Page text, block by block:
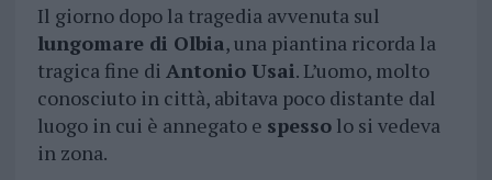
Il giorno dopo la tragedia avvenuta sul
lungomare di Olbia, una piantina ricorda la
tragica fine di Antonio Usai. L’uomo, molto
conosciuto in città, abitava poco distante dal
luogo in cui è annegato e spessolo si vedeva
in zona.